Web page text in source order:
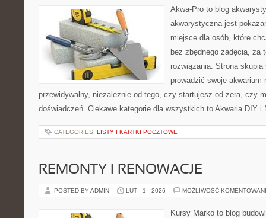
Akwa-Pro to blog
akwarystyczna jest
miejsce dla osób, które
bez zbędnego zadęcia, za
rozwiązania. Strona
prowadzić swoje akwarium
przewidywalny, niezależnie od tego, czy startujesz od zera, czy
doświadczeń. Ciekawe kategorie dla wszystkich to Akwaria DIY
CATEGORIES: LISTY I KARTKI POCZTOWE
REMONTY I RENOWACJE
POSTED BY ADMIN LUT - 1 - 2026 MOŻLIWOŚĆ
Kursy Marko to blog